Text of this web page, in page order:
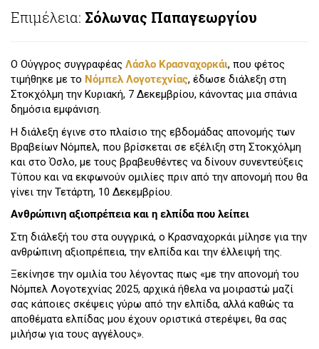
Επιμέλεια: Σόλωνας Παπαγεωργίου
Ο Ούγγρος συγγραφέας Λάσλο Κρασναχορκάι, που φέτος
τιμήθηκε με το Νόμπελ Λογοτεχνίας, έδωσε διάλεξη στη
Στοκχόλμη την Κυριακή, 7 Δεκεμβρίου, κάνοντας μια σπάνια
δημόσια εμφάνιση.
Η διάλεξη έγινε στο πλαίσιο της εβδομάδας απονομής των
Βραβείων Νόμπελ, που βρίσκεται σε εξέλιξη στη Στοκχόλμη
και στο Όσλο, με τους βραβευθέντες να δίνουν συνεντεύξεις
Τύπου και να εκφωνούν ομιλίες πριν από την απονομή που θα
γίνει την Τετάρτη, 10 Δεκεμβρίου.
Ανθρώπινη αξιοπρέπεια και η ελπίδα που λείπει
Στη διάλεξή του στα ουγγρικά, ο Κρασναχορκάι μίλησε για την
ανθρώπινη αξιοπρέπεια, την ελπίδα και την έλλειψή της.
Ξεκίνησε την ομιλία του λέγοντας πως «με την απονομή του
Νόμπελ Λογοτεχνίας 2025, αρχικά ήθελα να μοιραστώ μαζί
σας κάποιες σκέψεις γύρω από την ελπίδα, αλλά καθώς τα
αποθέματα ελπίδας μου έχουν οριστικά στερέψει, θα σας
μιλήσω για τους αγγέλους».